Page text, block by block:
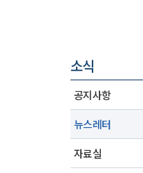
소식
공지사항
뉴스레터
자료실